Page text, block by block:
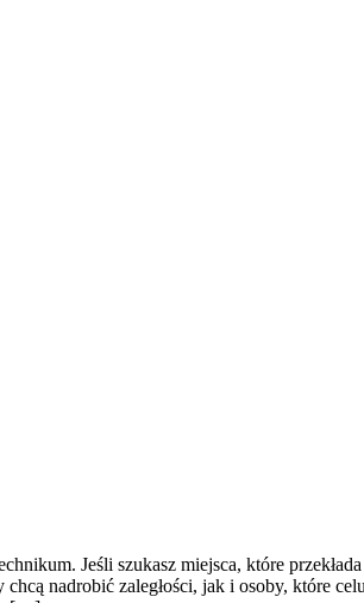
Jeśli szukasz miejsca, które
nadrobić zaległości, jak i osoby, które